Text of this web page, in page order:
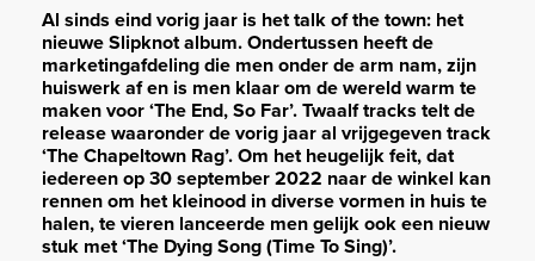
Al sinds eind vorig jaar is het talk of the town: het
nieuwe Slipknot album. Ondertussen heeft de
marketingafdeling die men onder de arm nam, zijn
huiswerk af en is men klaar om de wereld warm te
maken voor ‘The End, So Far’. Twaalf tracks telt de
release waaronder de vorig jaar al vrijgegeven track
‘The Chapeltown Rag’. Om het heugelijk feit, dat
iedereen op 30 september 2022 naar de winkel kan
rennen om het kleinood in diverse vormen in huis te
halen, te vieren lanceerde men gelijk ook een nieuw
stuk met ‘The Dying Song (Time To Sing)’.